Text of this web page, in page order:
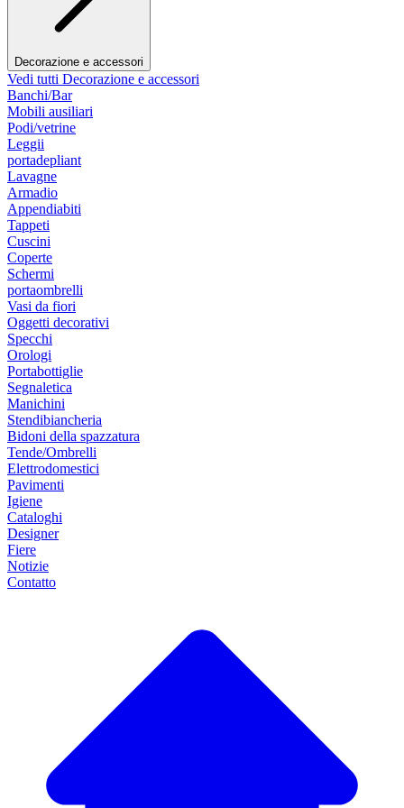
Decorazione e accessori
Vedi tutti Decorazione e accessori
Banchi/Bar
Mobili ausiliari
Podi/vetrine
Leggii
portadepliant
Lavagne
Armadio
Appendiabiti
Tappeti
Cuscini
Coperte
Schermi
portaombrelli
Vasi da fiori
Oggetti decorativi
Specchi
Orologi
Portabottiglie
Segnaletica
Manichini
Stendibiancheria
Bidoni della spazzatura
Tende/Ombrelli
Elettrodomestici
Pavimenti
Igiene
Cataloghi
Designer
Fiere
Notizie
Contatto